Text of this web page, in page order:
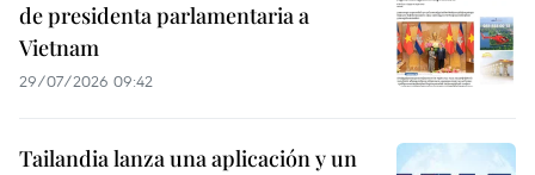
de presidenta parlamentaria a
Vietnam
29/07/2026 09:42
Tailandia lanza una aplicación y un